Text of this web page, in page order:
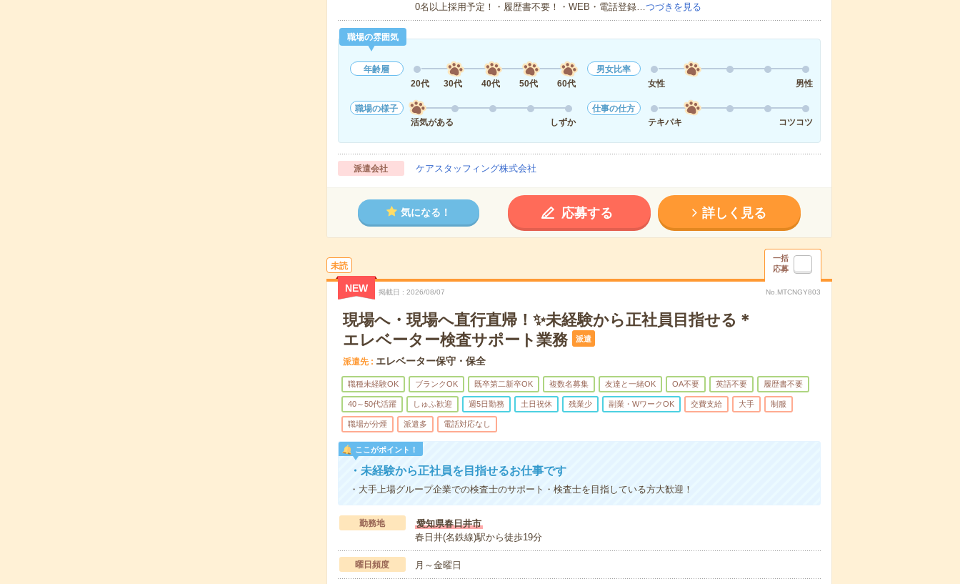
0名以上採用予定！・履歴書不要！・WEB・電話登録…つづきを見る
職場の雰囲気
年齢層
20代
30代 40代 50代 60代
男女比率
女性
男性
職場の様子
活気がある
しずか
仕事の仕方
テキパキ
コツコツ
派遣会社 ケアスタッフィング株式会社
気になる！ 応募する 詳しく見る
未読
一括
応募
NEW 掲載日 2026/08/07 No.MTCNGY803
現場へ・現場へ直行直帰！✨未経験から正社員目指せる＊
エレベーター検査サポート業務
派遣
派遣先 エレベーター保守・保全
職種未経験OK ブランクOK 既卒第二新卒OK 複数名募集 友達と一緒OK OA不要 英語不要 履歴書不要
40～50代活躍 しゅふ歓迎 週5日勤務 土日祝休 残業少 副業・WワークOK 交費支給 大手 制服
職場が分煙 派遣多 電話対応なし
ここがポイント！
・未経験から正社員を目指せるお仕事です
・大手上場グループ企業での検査士のサポート・検査士を目指している方大歓迎！
勤務地
愛知県春日井市
春日井(名鉄線)駅から徒歩19分
曜日頻度 月～金曜日